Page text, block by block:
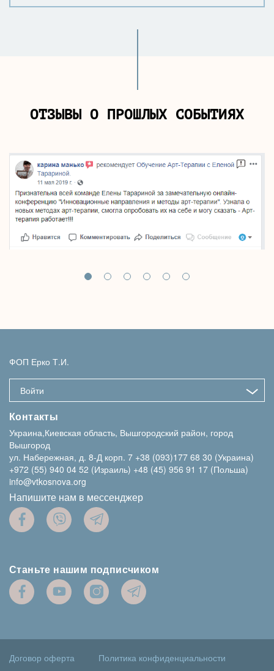
ОТЗЫВЫ О ПРОШЛЫХ СОБЫТИЯХ
ФОП Ерко Т.И.
Войти
Контакты
Украина,Киевская область, Вышгородский район, город
Вышгород
ул. Набережная, д. 8-Д корп. 7 +38 (093)177 68 30 (Украина)
+972 (55) 940 04 52 (Израиль) +48 (45) 956 91 17 (Польша)
info@vtkosnova.org
Напишите нам в мессенджер
Станьте нашим подписчиком
Договор оферта
Политика конфиденциальности